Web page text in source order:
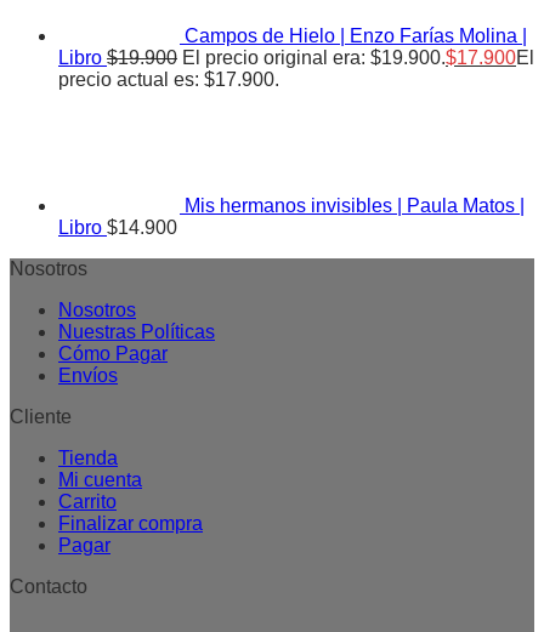
Campos de Hielo | Enzo Farías Molina |
Libro $19.900 El precio original era: $19.900.$17.900El
precio actual es: $17.900.
Mis hermanos invisibles | Paula Matos |
Libro $14.900
Nosotros
Nosotros
Nuestras Políticas
Cómo Pagar
Envíos
Cliente
Tienda
Mi cuenta
Carrito
Finalizar compra
Pagar
Contacto